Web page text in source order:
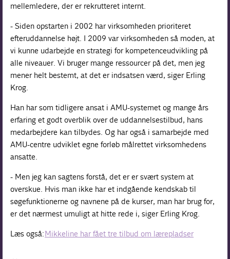
mellemledere, der er rekrutteret internt.
- Siden opstarten i 2002 har virksomheden prioriteret
efteruddannelse højt. I 2009 var virksomheden så moden, at
vi kunne udarbejde en strategi for kompetenceudvikling på
alle niveauer. Vi bruger mange ressourcer på det, men jeg
mener helt bestemt, at det er indsatsen værd, siger Erling
Krog.
Han har som tidligere ansat i AMU-systemet og mange års
erfaring et godt overblik over de uddannelsestilbud, hans
medarbejdere kan tilbydes. Og har også i samarbejde med
AMU-centre udviklet egne forløb målrettet virksomhedens
ansatte.
- Men jeg kan sagtens forstå, det er er svært system at
overskue. Hvis man ikke har et indgående kendskab til
søgefunktionerne og navnene på de kurser, man har brug for,
er det nærmest umuligt at hitte rede i, siger Erling Krog.
Læs også:Mikkeline har fået tre tilbud om lærepladser